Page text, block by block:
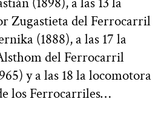
Zugastieta del Ferrocarril
(1888), a las 17 la
del Ferrocarril
y a las 18 la locomotora
los Ferrocarriles…